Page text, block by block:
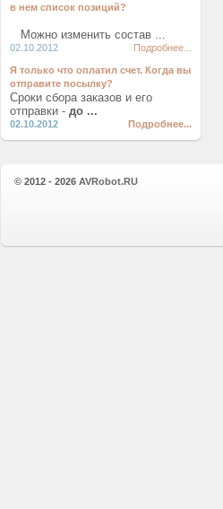
в нем список позиций?
Можно изменить состав ...
02.10.2012 Подробнее...
Я только что оплатил счет. Когда вы
отправите посылку?
Сроки сбора заказов и его
отправки - до ...
02.10.2012 Подробнее...
© 2012 - 2026 AVRobot.RU